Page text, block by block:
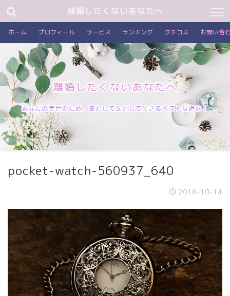
離婚したくないあなたへ
ホーム プロフィール サービス ランキング クチコミ お問い合
離婚したくないあなたへ
あなたの幸せのため、妻として女として生きるベストな道を！
pocket-watch-560937_640
2018-10-14